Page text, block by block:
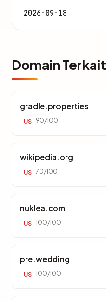
2026-09-18
Domain Terkait
gradle.properties
US 90/100
wikipedia.org
US 70/100
nuklea.com
US 100/100
pre.wedding
US 100/100